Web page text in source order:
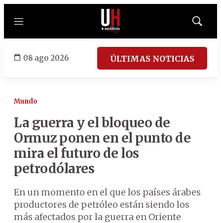
Menú
Mostrar
08 ago 2026 ÚLTIMAS NOTICIAS
Mundo
La guerra y el bloqueo de
Ormuz ponen en el punto de
mira el futuro de los
petrodólares
En un momento en el que los países árabes
productores de petróleo están siendo los
más afectados por la guerra en Oriente